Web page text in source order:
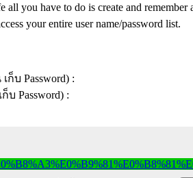
all you have to do is create and remember
your entire user name/password list.